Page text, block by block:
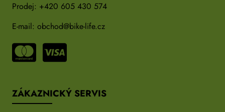
Prodej: +420 605 430 574
E-mail: obchod@bike-life.cz
ZÁKAZNICKÝ SERVIS